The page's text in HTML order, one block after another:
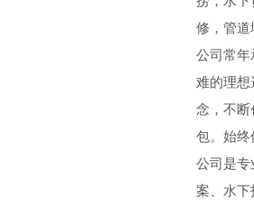
修，管道
公司常年
难的理想
念，不断
包。始终
公司是专
案、水下